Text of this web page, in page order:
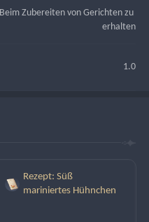
Beim Zubereiten von Gerichten zu
erhalten
1.0
Rezept: Süß
mariniertes Hühnchen